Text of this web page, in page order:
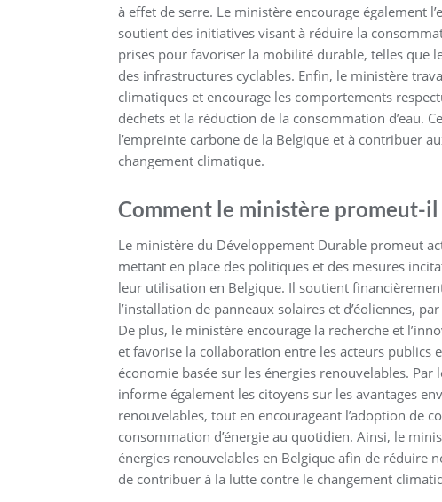
à effet de serre. Le ministère encourage également
soutient des initiatives visant à réduire la
prises pour favoriser la mobilité durable, telles que
des infrastructures cyclables. Enfin, le ministère
climatiques et encourage les comportements
déchets et la réduction de la consommation d’eau.
l’empreinte carbone de la Belgique et à contribuer
changement climatique.
Comment le ministère promeut-il
Le ministère du Développement Durable promeut
mettant en place des politiques et des mesures
leur utilisation en Belgique. Il soutient
l’installation de panneaux solaires et d’éoliennes,
De plus, le ministère encourage la recherche et
et favorise la collaboration entre les acteurs publics
économie basée sur les énergies renouvelables.
informe également les citoyens sur les avantages
renouvelables, tout en encourageant l’adoption de
consommation d’énergie au quotidien. Ainsi, le
énergies renouvelables en Belgique afin de réduire
de contribuer à la lutte contre le changement